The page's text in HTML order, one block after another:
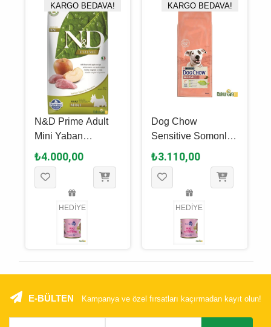
KARGO BEDAVA!
N&D Prime Adult
Mini Yaban
Domuzlu Ve Elmalı
Yetişkin Köpek
Maması 7 Kg
₺4.000,00
HEDİYE
KARGO BEDAVA!
Dog Chow
Sensitive Somonlu
Yetişki̇n Köpek
Maması 14 Kg
₺3.110,00
HEDİYE
E-BÜLTEN Kampanya ve özel fırsatları kaçırmadan kayıt olun!